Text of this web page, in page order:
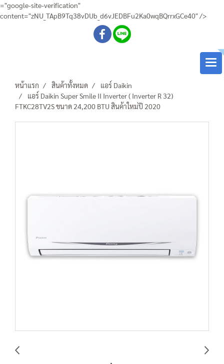
="google-site-verification"
content="zNU_TApB9Tq38vDUb_d6vJEDBFu2Ka0wqBQrrxGCe40" />
หน้าแรก สินค้าทั้งหมด
แอร์ Daikin
แอร์ Daikin Super Smile II Inverter ( Inverter R 32)
FTKC28TV2S ขนาด 24,200 BTU สินค้าใหม่ปี 2020